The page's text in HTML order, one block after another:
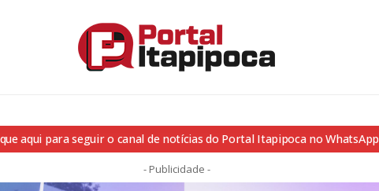
aqui para seguir o canal de notícias do Portal Itapipoca no WhatsApp
- Publicidade -